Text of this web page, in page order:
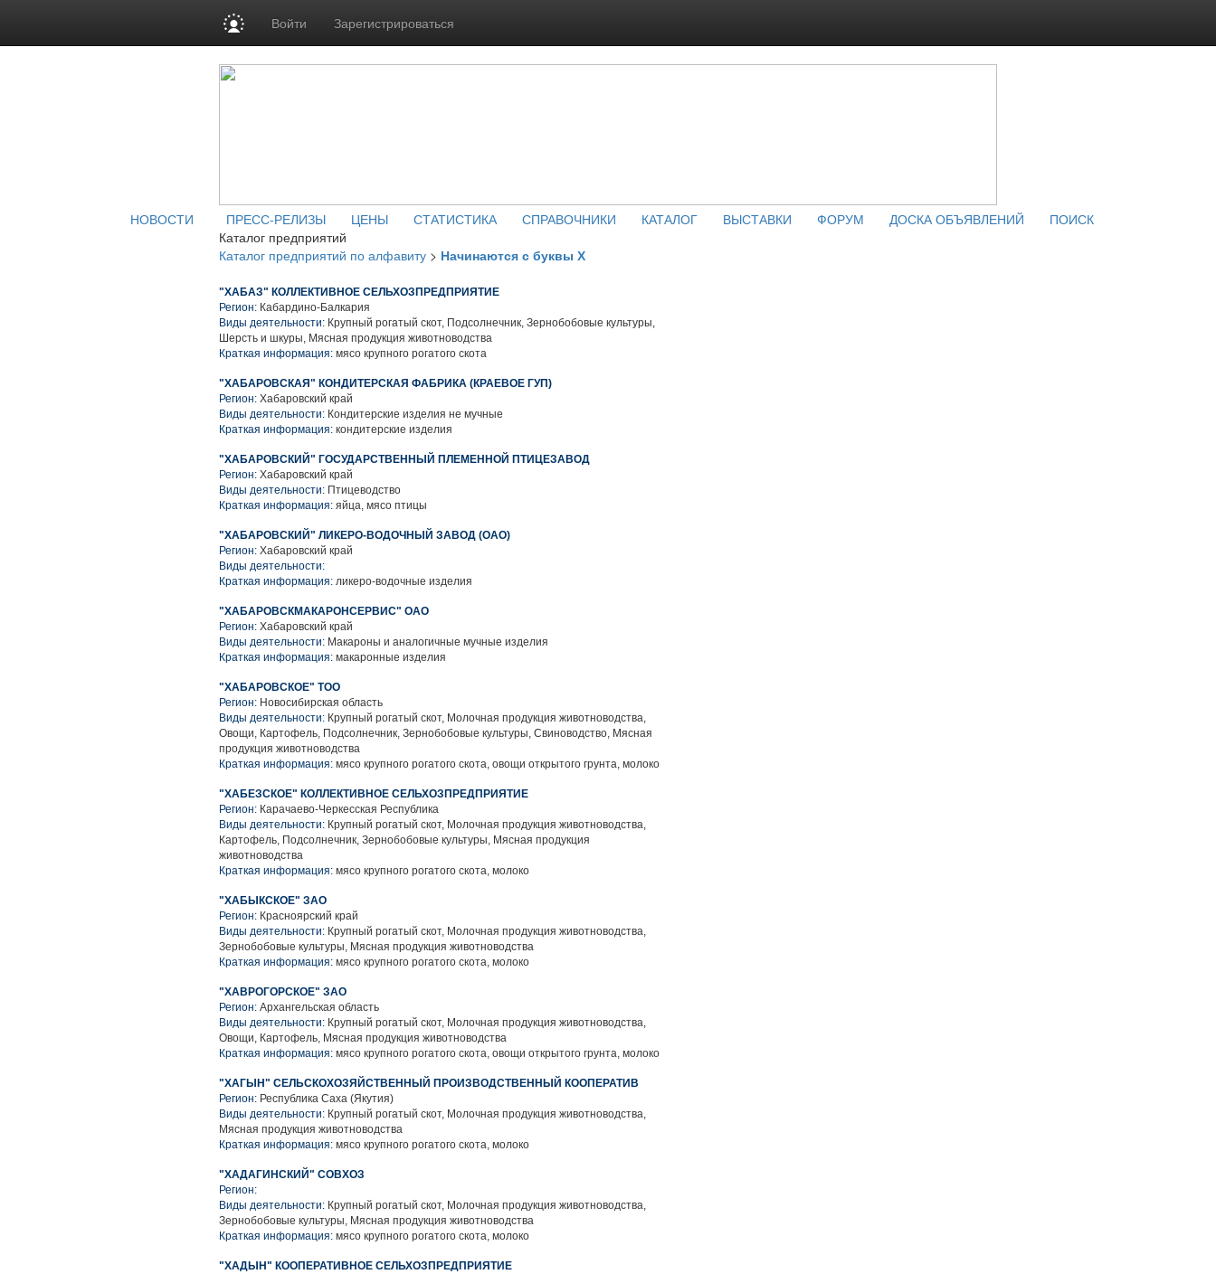
Войти Зарегистрироваться
НОВОСТИ ПРЕСС-РЕЛИЗЫ ЦЕНЫ СТАТИСТИКА СПРАВОЧНИКИ КАТАЛОГ ВЫСТАВКИ ФОРУМ ДОСКА ОБЪЯВЛЕНИЙ
ПОИСК
Каталог предприятий
Каталог предприятий по алфавиту > Начинаются с буквы Х
"ХАБАЗ" КОЛЛЕКТИВНОЕ СЕЛЬХОЗПРЕДПРИЯТИЕ
Регион: Кабардино-Балкария
Виды деятельности: Крупный рогатый скот, Подсолнечник, Зернобобовые культуры,
Шерсть и шкуры, Мясная продукция животноводства
Краткая информация: мясо крупного рогатого скота
"ХАБАРОВСКАЯ" КОНДИТЕРСКАЯ ФАБРИКА (КРАЕВОЕ ГУП)
Регион: Хабаровский край
Виды деятельности: Кондитерские изделия не мучные
Краткая информация: кондитерские изделия
"ХАБАРОВСКИЙ" ГОСУДАРСТВЕННЫЙ ПЛЕМЕННОЙ ПТИЦЕЗАВОД
Регион: Хабаровский край
Виды деятельности: Птицеводство
Краткая информация: яйца, мясо птицы
"ХАБАРОВСКИЙ" ЛИКЕРО-ВОДОЧНЫЙ ЗАВОД (ОАО)
Регион: Хабаровский край
Виды деятельности:
Краткая информация: ликеро-водочные изделия
"ХАБАРОВСКМАКАРОНСЕРВИС" ОАО
Регион: Хабаровский край
Виды деятельности: Макароны и аналогичные мучные изделия
Краткая информация: макаронные изделия
"ХАБАРОВСКОЕ" ТОО
Регион: Новосибирская область
Виды деятельности: Крупный рогатый скот, Молочная продукция животноводства,
Овощи, Картофель, Подсолнечник, Зернобобовые культуры, Свиноводство, Мясная
продукция животноводства
Краткая информация: мясо крупного рогатого скота, овощи открытого грунта, молоко
"ХАБЕЗСКОЕ" КОЛЛЕКТИВНОЕ СЕЛЬХОЗПРЕДПРИЯТИЕ
Регион: Карачаево-Черкесская Республика
Виды деятельности: Крупный рогатый скот, Молочная продукция животноводства,
Картофель, Подсолнечник, Зернобобовые культуры, Мясная продукция
животноводства
Краткая информация: мясо крупного рогатого скота, молоко
"ХАБЫКСКОЕ" ЗАО
Регион: Красноярский край
Виды деятельности: Крупный рогатый скот, Молочная продукция животноводства,
Зернобобовые культуры, Мясная продукция животноводства
Краткая информация: мясо крупного рогатого скота, молоко
"ХАВРОГОРСКОЕ" ЗАО
Регион: Архангельская область
Виды деятельности: Крупный рогатый скот, Молочная продукция животноводства,
Овощи, Картофель, Мясная продукция животноводства
Краткая информация: мясо крупного рогатого скота, овощи открытого грунта, молоко
"ХАГЫН" СЕЛЬСКОХОЗЯЙСТВЕННЫЙ ПРОИЗВОДСТВЕННЫЙ КООПЕРАТИВ
Регион: Республика Саха (Якутия)
Виды деятельности: Крупный рогатый скот, Молочная продукция животноводства,
Мясная продукция животноводства
Краткая информация: мясо крупного рогатого скота, молоко
"ХАДАГИНСКИЙ" СОВХОЗ
Регион:
Виды деятельности: Крупный рогатый скот, Молочная продукция животноводства,
Зернобобовые культуры, Мясная продукция животноводства
Краткая информация: мясо крупного рогатого скота, молоко
"ХАДЫН" КООПЕРАТИВНОЕ СЕЛЬХОЗПРЕДПРИЯТИЕ